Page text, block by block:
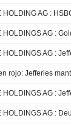
HOLDING AG :
HOLDINGS AG :
rojo: Jefferies
HOLDINGS AG :